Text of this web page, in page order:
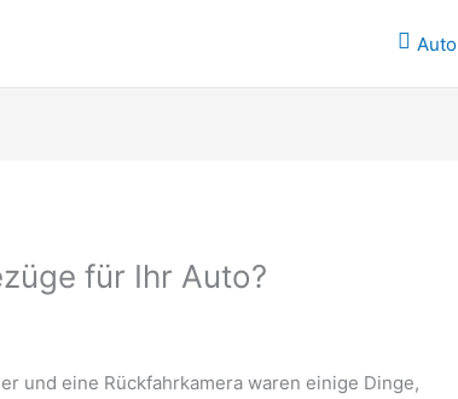
Auto
für Ihr Auto?
und eine Rückfahrkamera waren einige Dinge,